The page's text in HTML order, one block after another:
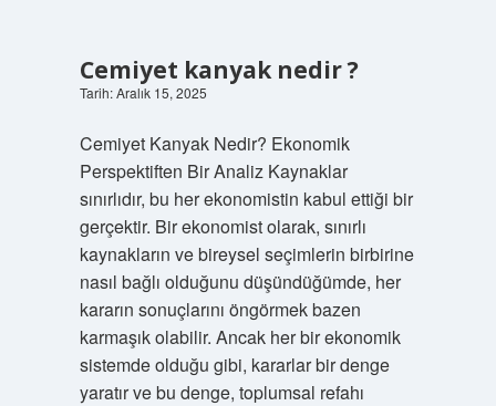
Cemiyet kanyak nedir ?
Tarih: Aralık 15, 2025
Cemiyet Kanyak Nedir? Ekonomik
Perspektiften Bir Analiz Kaynaklar
sınırlıdır, bu her ekonomistin kabul ettiği bir
gerçektir. Bir ekonomist olarak, sınırlı
kaynakların ve bireysel seçimlerin birbirine
nasıl bağlı olduğunu düşündüğümde, her
kararın sonuçlarını öngörmek bazen
karmaşık olabilir. Ancak her bir ekonomik
sistemde olduğu gibi, kararlar bir denge
yaratır ve bu denge, toplumsal refahı